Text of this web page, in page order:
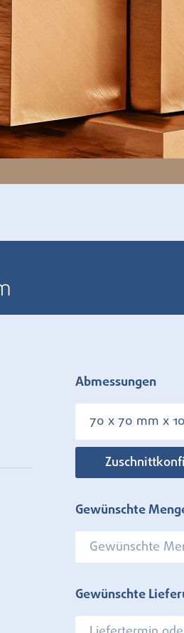
Abmessungen
70 x 70 mm x
Gewünschte
Gewünschte